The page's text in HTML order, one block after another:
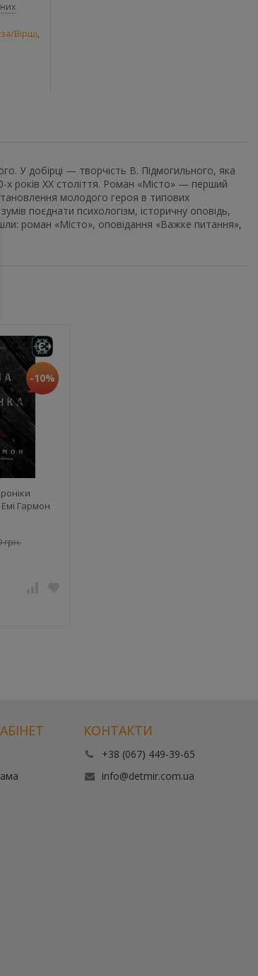
Вірші,
У добірці — творчість В. Підмогильного, яка
х років ХХ століття. Роман «Місто» — перший
молодого героя в типових
поєднати психологізм, історичну оповідь,
роман «Місто», оповідання «Важке питання»,
-10%
Гармон
грн.
КОНТАКТИ
+38 (067) 449-39-65
info@detmir.com.ua